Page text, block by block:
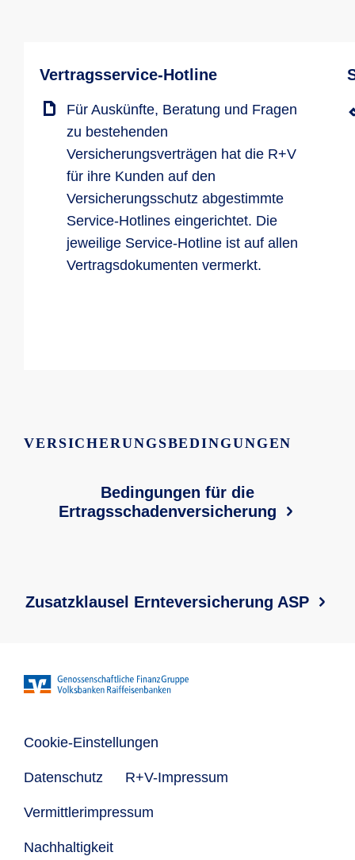
Vertragsservice-Hotline
Für Auskünfte, Beratung und Fragen
zu bestehenden
Versicherungsverträgen hat die R+V
für ihre Kunden auf den
Versicherungsschutz abgestimmte
Service-Hotlines eingerichtet. Die
jeweilige Service-Hotline ist auf allen
Vertragsdokumenten vermerkt.
VERSICHERUNGSBEDINGUNGEN
Bedingungen für die
Ertragsschadenversicherung
Zusatzklausel Ernteversicherung ASP
Cookie-Einstellungen
Datenschutz R+V-Impressum
Vermittlerimpressum
Nachhaltigkeit